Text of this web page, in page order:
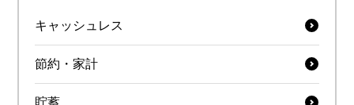
キャッシュレス
節約・家計